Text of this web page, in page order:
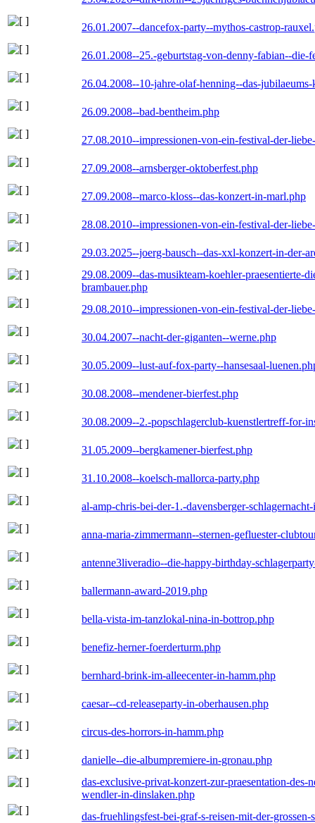
26.01.2007--dancefox-party--mythos-castrop-
26.01.2008--25.-geburtstag-von-denny-fabian--die-
26.04.2008--10-jahre-olaf-henning--das-
26.09.2008--bad-bentheim.php
27.08.2010--impressionen-von-ein-festival-der-
27.09.2008--arnsberger-oktoberfest.php
27.09.2008--marco-kloss--das-konzert-in-marl.php
28.08.2010--impressionen-von-ein-festival-der-
29.03.2025--joerg-bausch--das-xxl-konzert-in-der-
29.08.2009--das-musikteam-koehler-praesentierte-
brambauer.php
29.08.2010--impressionen-von-ein-festival-der-
30.04.2007--nacht-der-giganten--werne.php
30.05.2009--lust-auf-fox-party--hansesaal-
30.08.2008--mendener-bierfest.php
30.08.2009--2.-popschlagerclub-kuenstlertreff-for-
31.05.2009--bergkamener-bierfest.php
31.10.2008--koelsch-mallorca-party.php
al-amp-chris-bei-der-1.-davensberger-
anna-maria-zimmermann--sternen-gefluester-
antenne3liveradio--die-happy-birthday-
ballermann-award-2019.php
bella-vista-im-tanzlokal-nina-in-bottrop.php
benefiz-herner-foerderturm.php
bernhard-brink-im-alleecenter-in-hamm.php
caesar--cd-releaseparty-in-oberhausen.php
circus-des-horrors-in-hamm.php
danielle--die-albumpremiere-in-gronau.php
das-exclusive-privat-konzert-zur-praesentation-
wendler-in-dinslaken.php
das-fruehlingsfest-bei-graf-s-reisen-mit-der-